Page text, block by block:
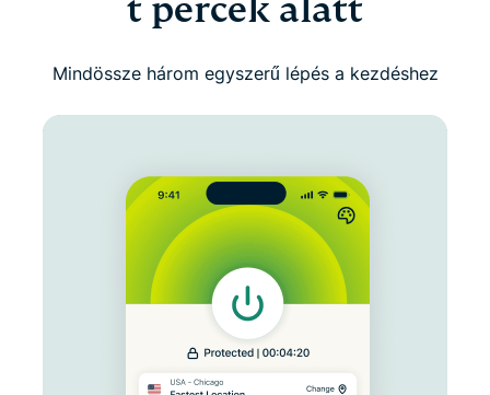
t percek alatt
Mindössze három egyszerű lépés a kezdéshez